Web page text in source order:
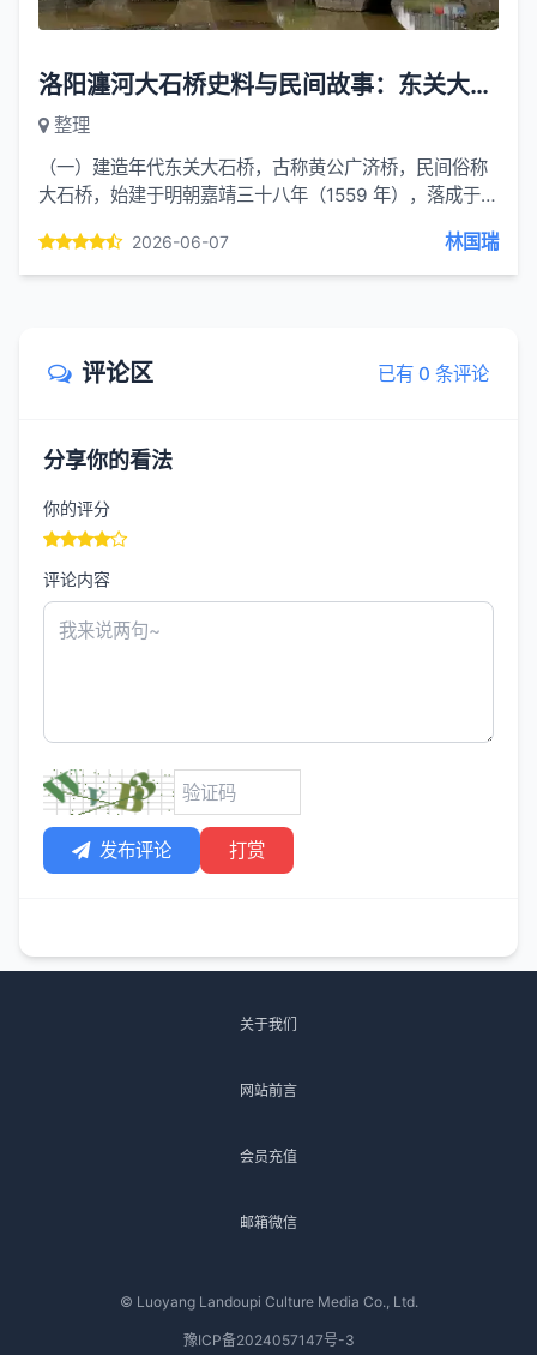
洛阳瀍河大石桥史料与民间故事：东关大石桥 古称黄公广济桥
整理
（一）建造年代东关大石桥，古称黄公广济桥，民间俗称
大石桥，始建于明朝嘉靖三十八年（1559 年），落成于嘉
是洛阳城区...2026-06-07 林国瑞
评论区 已有 0 条评论
分享你的看法
你的评分
评论内容
发布评论 打赏
关于我们
网站前言
会员充值
邮箱微信
© Luoyang Landoupi Culture Media Co., Ltd.
豫ICP备2024057147号-3